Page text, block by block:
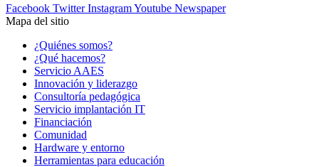
Facebook Twitter InstagramYoutube Newspaper
Mapa del sitio
¿Quiénes somos?
¿Qué hacemos?
Servicio AAES
Innovación y liderazgo
Consultoría pedagógica
Servicio implantación IT
Financiación
Comunidad
Hardware y entorno
Herramientas para educación